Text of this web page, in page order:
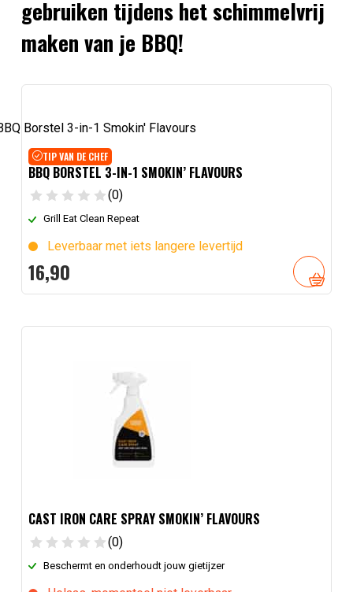
gebruiken tijdens het schimmelvrij
maken van je BBQ!
TIP VAN DE CHEF
BBQ BORSTEL 3-IN-1 SMOKIN’ FLAVOURS
(0)
Grill Eat Clean Repeat
Leverbaar met iets langere levertijd
16,90
CAST IRON CARE SPRAY SMOKIN’ FLAVOURS
(0)
Beschermt en onderhoudt jouw gietijzer